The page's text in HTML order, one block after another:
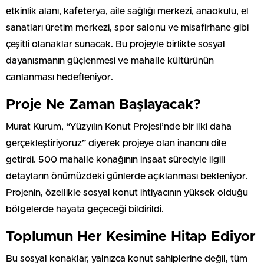
etkinlik alanı, kafeterya, aile sağlığı merkezi, anaokulu, el
sanatları üretim merkezi, spor salonu ve misafirhane gibi
çeşitli olanaklar sunacak. Bu projeyle birlikte sosyal
dayanışmanın güçlenmesi ve mahalle kültürünün
canlanması hedefleniyor.
Proje Ne Zaman Başlayacak?
Murat Kurum, “Yüzyılın Konut Projesi’nde bir ilki daha
gerçekleştiriyoruz” diyerek projeye olan inancını dile
getirdi. 500 mahalle konağının inşaat süreciyle ilgili
detayların önümüzdeki günlerde açıklanması bekleniyor.
Projenin, özellikle sosyal konut ihtiyacının yüksek olduğu
bölgelerde hayata geçeceği bildirildi.
Toplumun Her Kesimine Hitap Ediyor
Bu sosyal konaklar, yalnızca konut sahiplerine değil, tüm